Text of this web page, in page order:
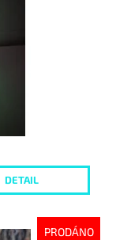
DETAIL
PRODÁNO